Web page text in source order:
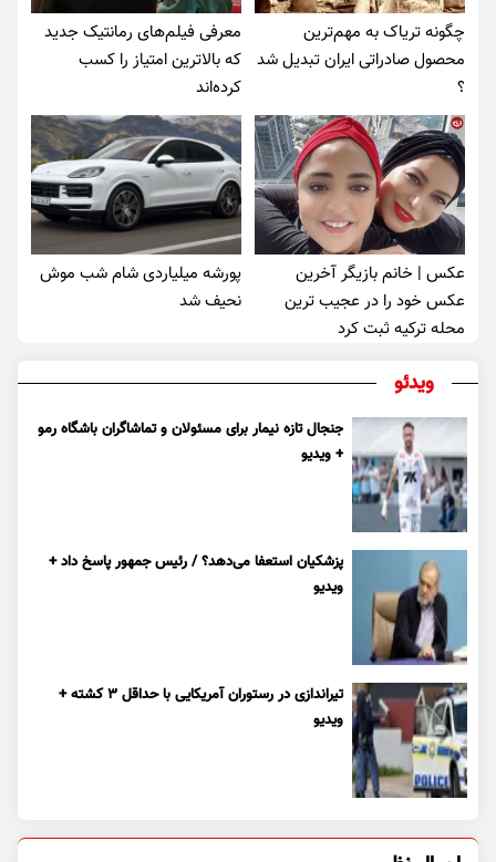
چگونه تریاک به مهم‌ترین
محصول صادراتی ایران تبدیل شد
؟
معرفی فیلم‌های رمانتیک جدید
که بالاترین امتیاز را کسب
کرده‌اند
عکس | خانم بازیگر آخرین
عکس خود را در عجیب ترین
محله ترکیه ثبت کرد
پورشه میلیاردی شام شب موش‌
نحیف شد
ویدئو
جنجال تازه نیمار برای مسئولان و تماشاگران باشگاه رمو
+ ویدیو
پزشکیان استعفا می‌دهد؟ / رئیس جمهور پاسخ داد +
ویدیو
تیراندازی در رستوران آمریکایی با حداقل ۳ کشته +
ویدیو